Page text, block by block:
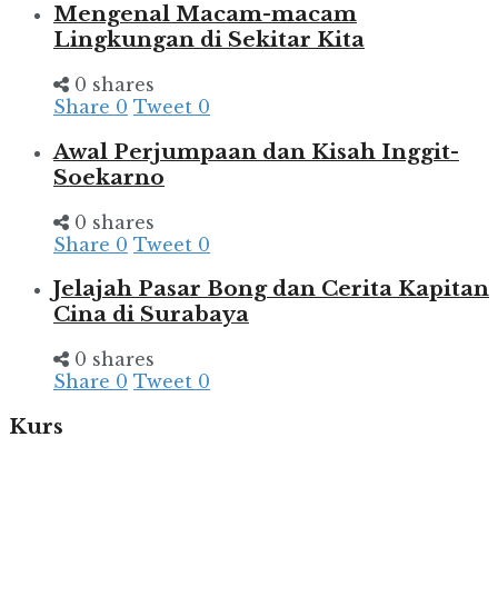
Mengenal Macam-macam
Lingkungan di Sekitar Kita
0 shares
Share 0 Tweet 0
Awal Perjumpaan dan Kisah Inggit-
Soekarno
0 shares
Share 0 Tweet 0
Jelajah Pasar Bong dan Cerita Kapitan
Cina di Surabaya
0 shares
Share 0 Tweet 0
Kurs